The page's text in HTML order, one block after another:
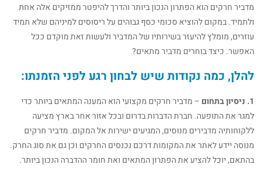
מדביר חרקים הוא הפתרון הנכון ביותר והדרך להיפטר ממזיקים אלה אחת
ולתמיד. במקום להוציא סכומי כסף גבוהים על ריסוסים למיניהם שלא תמיד
עוזרים, מומלץ להיעזר בשירותיו של המדביר ולעשות זאת מוקדם ככל
האפשר. כיצד בוחרים מדביר מתאים?
להלן, כמה נקודות שיש לבחון רגע לפני הזמנתו:
1. ניסיון בתחום
– מדביר חרקים מקצועי הוא המענה המתאים ביותר כדי
למגר את התופעה. חברת הדברות בדרום ובכל אזור אחר בארץ מציעה
ללקוחותיה מדבירים מנוסים, המגיעים ישירות אל המקום. מדביר חרקים
מנוסה יידע לאתר את המקומות דרכם נכנסים החרקים וכן גם את סוג החרק.
בהתאם, יוכל להציע את הפתרון המתאים ואת חומר ההדברה הנכון ביותר.